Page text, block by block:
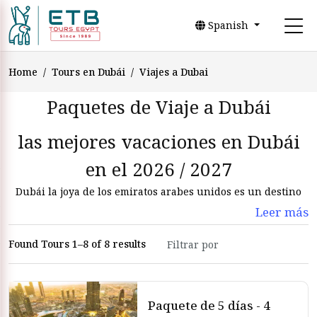
Spanish
Home Tours en Dubái Viajes a Dubai
Paquetes de Viaje a Dubái
las mejores vacaciones en Dubái
en el 2026 / 2027
Dubái la joya de los emiratos arabes unidos es un destino
turístico que combina a la perfección lujo cultura y
aventura.
vacaciones en Dubái , desde la majestuosidad del burj
emocionantes parques temáticos como el Parque acuático
wild wadi hay algo para todos los gustos y edades además
Leer más
Found Tours 1–8 of 8 results
Paquete de 5 días - 4